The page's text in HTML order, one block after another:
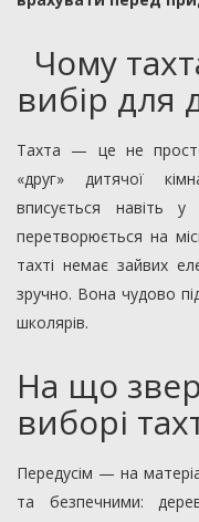
Чому
вибір для
Тахта — це не
«друг» дитячої
вписується навіть
перетворюється на
тахті немає зайвих
зручно. Вона чудово
школярів.
На що
виборі
Передусім — на
та безпечними: